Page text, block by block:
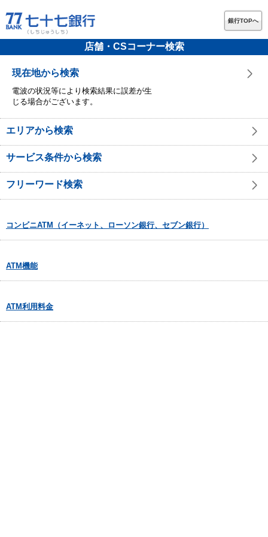
銀行TOPへ
店舗・CSコーナー検索
現在地から検索
電波の状況等により検索結果に誤差が生
じる場合がございます。
エリアから検索
サービス条件から検索
フリーワード検索
コンビニATM（イーネット、ローソン銀行、セブン銀行）
ATM機能
ATM利用料金